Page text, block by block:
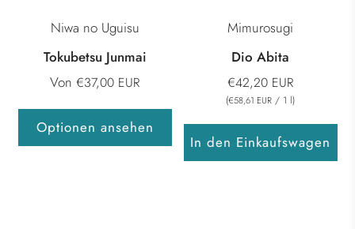
Niwa no Uguisu
Tokubetsu Junmai
Von €37,00 EUR
Optionen ansehen
Mimurosugi
Dio Abita
€42,20 EUR
(€58,61 EUR / 1 l)
In den Einkaufswagen